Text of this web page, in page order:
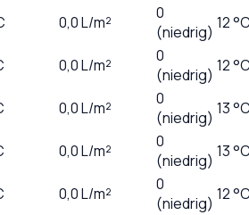
0,0L/m²
0
(niedrig) 12
0,0L/m²
0
(niedrig) 12
0,0L/m²
0
(niedrig) 13
0,0L/m²
0
(niedrig) 13
0,0L/m²
0
(niedrig) 12